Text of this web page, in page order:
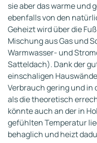
sie aber das warme und
ebenfalls von den
Geheizt wird über die
Mischung aus Gas und
Warmwasser- und
Satteldach). Dank der
einschaligen
Verbrauch gering und in
als die theoretisch
könnte auch an der in
gefühlten Temperatur
behaglich und heizt